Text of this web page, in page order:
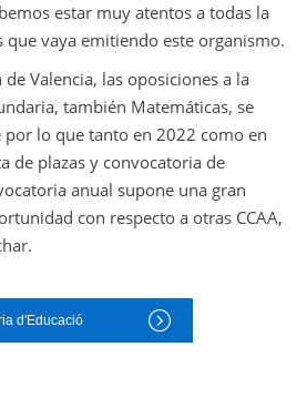
estar muy atentos a todas la
que vaya emitiendo este organismo.
de Valencia, las oposiciones a la
también Matemáticas, se
lo que tanto en 2022 como en
de plazas y convocatoria de
anual supone una gran
con respecto a otras CCAA,
d'Educació